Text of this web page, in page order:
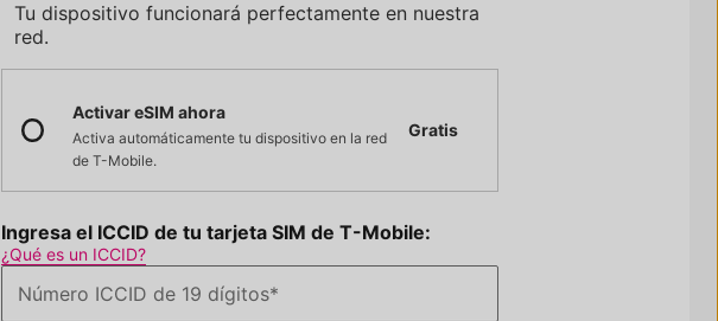
Tu dispositivo funcionará perfectamente en nuestra
red.
Activar eSIM ahora
Activa automáticamente tu dispositivo en la red
de T-Mobile.
Gratis
Ingresa el ICCID de tu tarjeta SIM de T-Mobile:
¿Qué es un ICCID?
Número ICCID de 19 dígitos*